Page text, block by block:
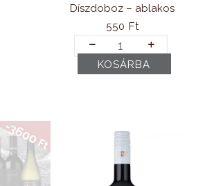
Díszdoboz – ablakos
550 Ft
Díszdoboz
-
ablakos
KOSÁRBA